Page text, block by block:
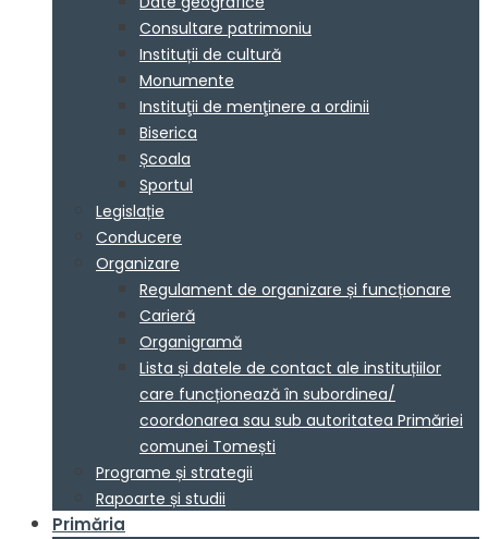
Consultare patrimoniu
Instituții de cultură
Monumente
Instituţii de menţinere a ordinii
Biserica
Școala
Sportul
Legislație
Conducere
Organizare
Regulament de organizare și funcționare
Carieră
Organigramă
Lista și datele de contact ale instituțiilor
care funcționează în subordinea/
coordonarea sau sub autoritatea Primăriei
comunei Tomești
Programe și strategii
Rapoarte și studii
Primăria